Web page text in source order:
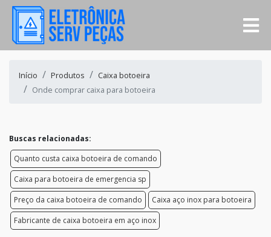
Início Produtos
Caixa botoeira
Onde comprar caixa para botoeira
Buscas relacionadas:
Quanto custa caixa botoeira de comando
Caixa para botoeira de emergencia sp
Preço da caixa botoeira de comando
Caixa aço inox para botoeira
Fabricante de caixa botoeira em aço inox